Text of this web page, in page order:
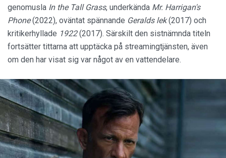
genomusla In the Tall Grass, underkända Mr. Harrigan's
Phone(2022), oväntat spännande Geralds lek(2017) och
kritikerhyllade 1922(2017). Särskilt den sistnämnda titeln
fortsätter tittarna att upptäcka på streamingtjänsten, även
om den har visat sig var något av en vattendelare.